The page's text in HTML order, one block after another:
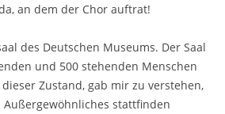
an dem der Chor auftrat!
des Deutschen Museums. Der Saal
und 500 stehenden Menschen
Zustand, gab mir zu verstehen,
Außergewöhnliches stattfinden